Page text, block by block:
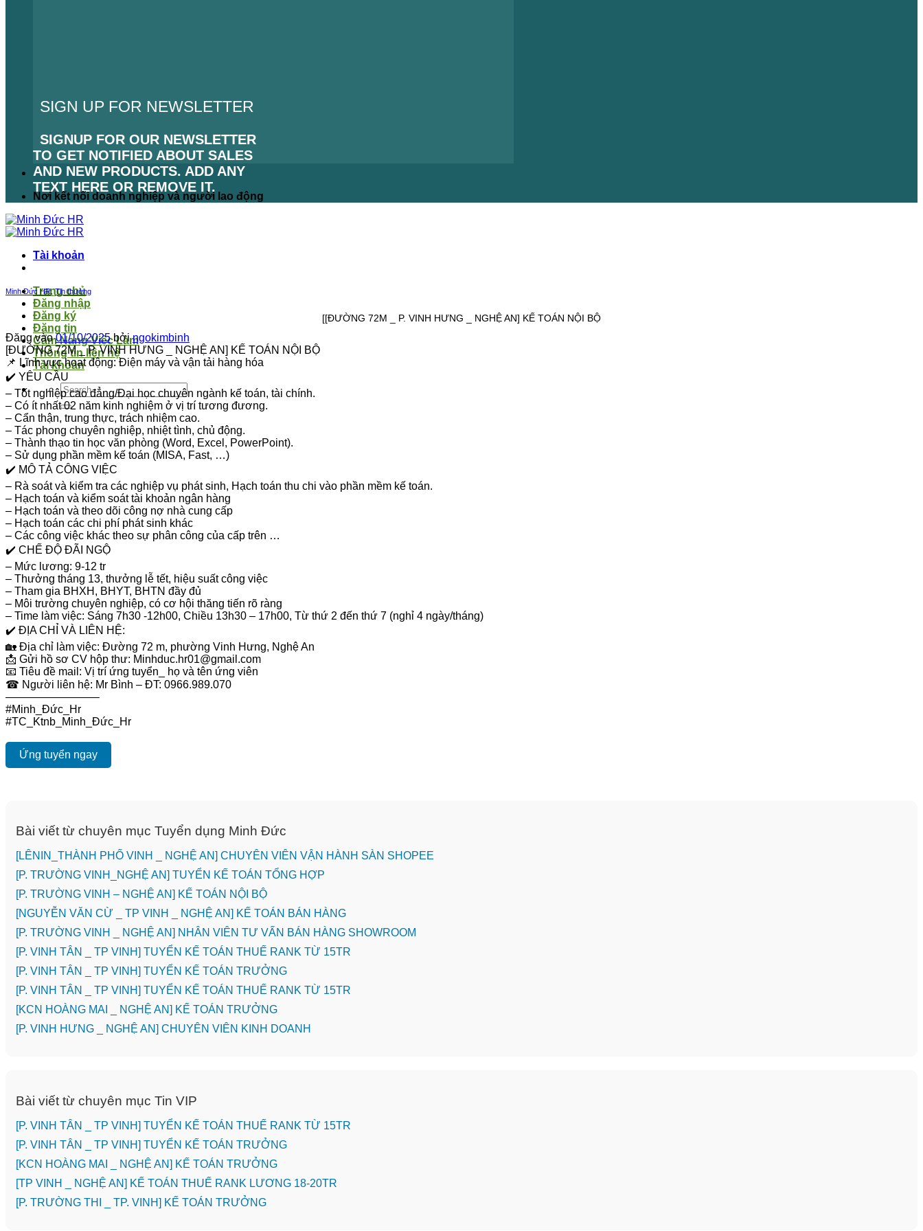
SIGN UP FOR NEWSLETTER
SIGNUP FOR OUR NEWSLETTER
TO GET NOTIFIED ABOUT SALES
AND NEW PRODUCTS. ADD ANY
TEXT HERE OR REMOVE IT.
LỖI: KHÔNG TÌM THẤY BIỂU MẪU
LIÊN HỆ.
Nơi kết nối doanh nghiệp và người lao động
Tài khoản
Trang chủ
Đăng nhập
Đăng ký
Đăng tin
Cẩm Nang Việc Làm
Thông tin liên hệ
Tài khoản
Minh Đức HR,Tin thường
[[ĐƯỜNG 72M _ P. VINH HƯNG _ NGHỆ AN] KẾ TOÁN NỘI BỘ
Đăng vào01/10/2025 bởingokimbinh
[ĐƯỜNG 72M _ P. VINH HƯNG _ NGHỆ AN] KẾ TOÁN NỘI BỘ
📌 Lĩnh vực hoạt động: Điện máy và vận tải hàng hóa
✔️ YÊU CẦU
– Tốt nghiệp cao đẳng/Đại học chuyên ngành kế toán, tài chính.
– Có ít nhất 02 năm kinh nghiệm ở vị trí tương đương.
– Cẩn thận, trung thực, trách nhiệm cao.
– Tác phong chuyên nghiệp, nhiệt tình, chủ động.
– Thành thạo tin học văn phòng (Word, Excel, PowerPoint).
– Sử dụng phần mềm kế toán (MISA, Fast, …)
✔️ MÔ TẢ CÔNG VIỆC
– Rà soát và kiểm tra các nghiệp vụ phát sinh, Hạch toán thu chi vào phần mềm kế toán.
– Hạch toán và kiểm soát tài khoản ngân hàng
– Hạch toán và theo dõi công nợ nhà cung cấp
– Hạch toán các chi phí phát sinh khác
– Các công việc khác theo sự phân công của cấp trên …
✔️ CHẾ ĐỘ ĐÃI NGỘ
– Mức lương: 9-12 tr
– Thưởng tháng 13, thưởng lễ tết, hiệu suất công việc
– Tham gia BHXH, BHYT, BHTN đầy đủ
– Môi trường chuyên nghiệp, có cơ hội thăng tiến rõ ràng
– Time làm việc: Sáng 7h30 -12h00, Chiều 13h30 – 17h00, Từ thứ 2 đến thứ 7 (nghỉ 4 ngày/tháng)
✔️ ĐỊA CHỈ VÀ LIÊN HỆ:
🏡 Địa chỉ làm việc: Đường 72 m, phường Vinh Hưng, Nghệ An
📩 Gửi hồ sơ CV hộp thư: Minhduc.hr01@gmail.com
📧 Tiêu đề mail: Vị trí ứng tuyển_ họ và tên ứng viên
☎ Người liên hệ: Mr Bình – ĐT: 0966.989.070
————————–
#Minh_Đức_Hr
#TC_Ktnb_Minh_Đức_Hr
Ứng tuyển ngay
Bài viết từ chuyên mục Tuyển dụng Minh Đức
️[LÊNIN_THÀNH PHỐ VINH _ NGHỆ AN] CHUYÊN VIÊN VẬN HÀNH SÀN SHOPEE
[P. TRƯỜNG VINH_NGHỆ AN] TUYỂN KẾ TOÁN TỔNG HỢP
[P. TRƯỜNG VINH – NGHỆ AN] KẾ TOÁN NỘI BỘ
[NGUYỄN VĂN CỪ _ TP VINH _ NGHỆ AN] KẾ TOÁN BÁN HÀNG
[P. TRƯỜNG VINH _ NGHỆ AN] NHÂN VIÊN TƯ VẤN BÁN HÀNG SHOWROOM
[P. VINH TÂN _ TP VINH] TUYỂN KẾ TOÁN THUẾ RANK TỪ 15TR
[P. VINH TÂN _ TP VINH] TUYỂN KẾ TOÁN TRƯỞNG
[P. VINH TÂN _ TP VINH] TUYỂN KẾ TOÁN THUẾ RANK TỪ 15TR
️[KCN HOÀNG MAI _ NGHỆ AN] KẾ TOÁN TRƯỞNG
️[P. VINH HƯNG _ NGHỆ AN] CHUYÊN VIÊN KINH DOANH
Bài viết từ chuyên mục Tin VIP
[P. VINH TÂN _ TP VINH] TUYỂN KẾ TOÁN THUẾ RANK TỪ 15TR
[P. VINH TÂN _ TP VINH] TUYỂN KẾ TOÁN TRƯỞNG
️[KCN HOÀNG MAI _ NGHỆ AN] KẾ TOÁN TRƯỞNG
[TP VINH _ NGHỆ AN] KẾ TOÁN THUẾ RANK LƯƠNG 18-20TR
️[P. TRƯỜNG THI _ TP. VINH] KẾ TOÁN TRƯỞNG